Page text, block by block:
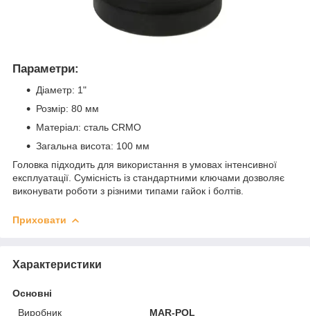
Параметри:
Діаметр: 1"
Розмір: 80 мм
Матеріал: сталь CRMO
Загальна висота: 100 мм
Головка підходить для використання в умовах інтенсивної
експлуатації. Сумісність із стандартними ключами дозволяє
виконувати роботи з різними типами гайок і болтів.
Приховати
Характеристики
Основні
Виробник
MAR-POL